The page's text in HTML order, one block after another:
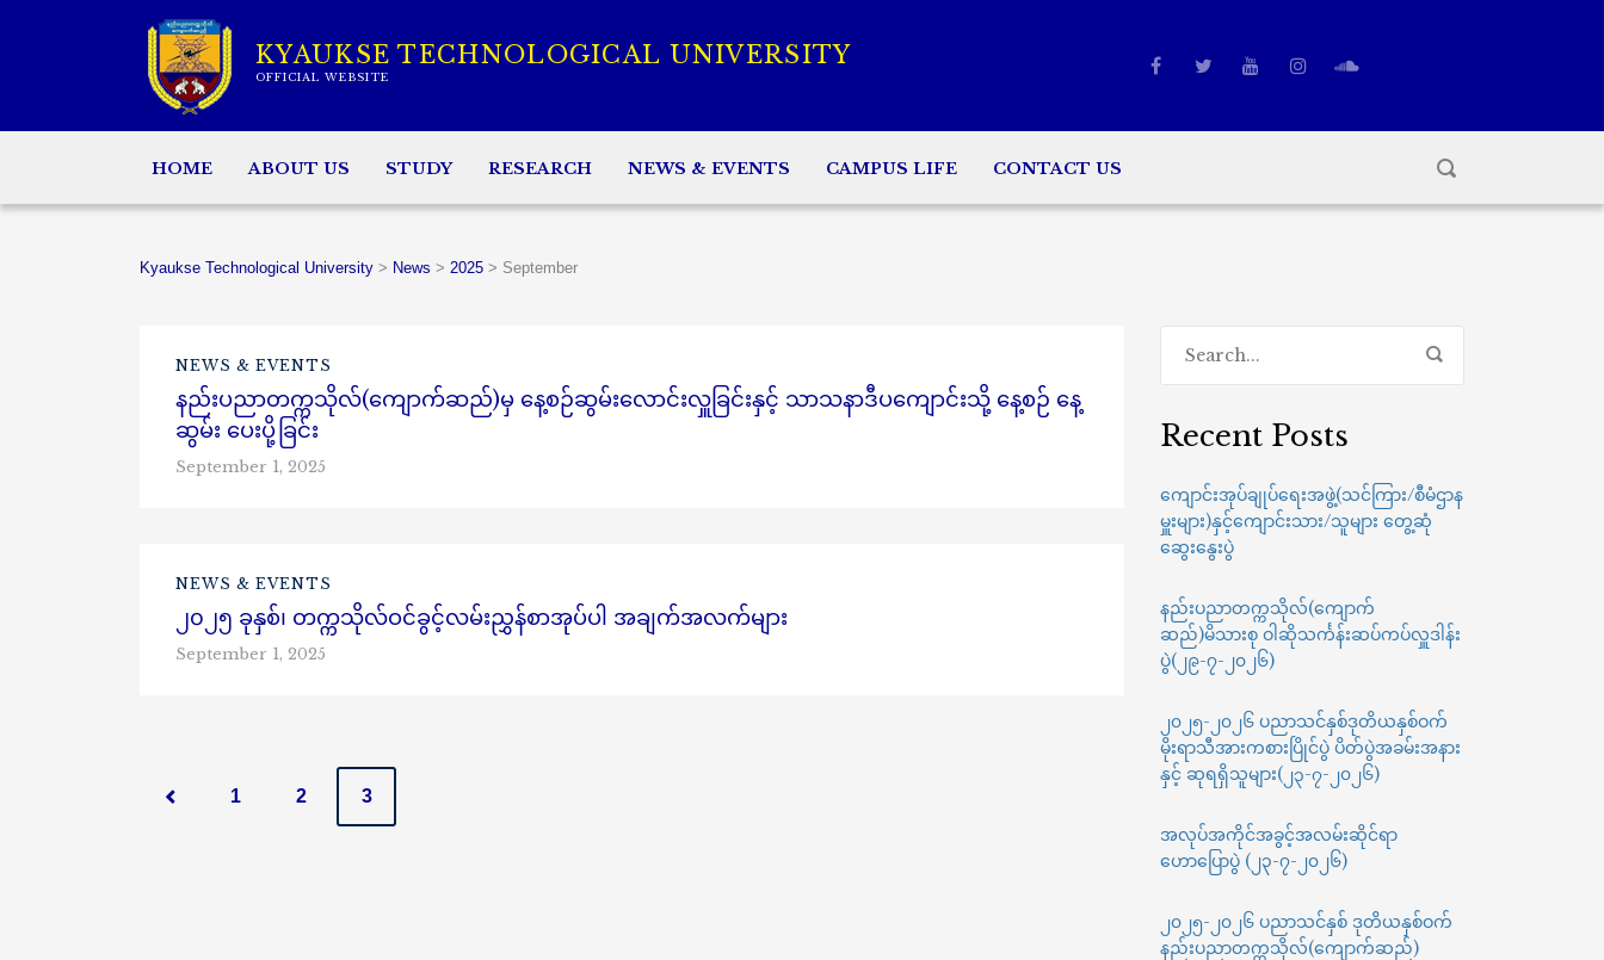
KYAUKSE TECHNOLOGICAL UNIVERSITY
OFFICIAL WEBSITE
HOME ABOUT US STUDY RESEARCH NEWS & EVENTS CAMPUS LIFE CONTACT US
Kyaukse Technological University > News > 2025 > September
NEWS & EVENTS
နည်းပညာတက္ကသိုလ်(ကျောက်ဆည်)မှ နေ့စဉ်ဆွမ်းလောင်းလှူခြင်းနှင့် သာသနာဒီပကျောင်းသို့ နေ့စဉ် နေ့
ဆွမ်း ပေးပို့ခြင်း
September 1, 2025
NEWS & EVENTS
၂၀၂၅ ခုနှစ်၊ တက္ကသိုလ်ဝင်ခွင့်လမ်းညွှန်စာအုပ်ပါ အချက်အလက်များ
September 1, 2025
P
1 2 3
Recent Posts
ကျောင်းအုပ်ချုပ်ရေးအဖွဲ့(သင်ကြား/စီမံဌာန
မှူးများ)နှင့်ကျောင်းသား/သူများ တွေ့ဆုံ
ဆွေးနွေးပွဲ
နည်းပညာတက္ကသိုလ်(ကျောက်
ဆည်)မိသားစု ဝါဆိုသင်္ကန်းဆပ်ကပ်လှူဒါန်း
ပွဲ(၂၉-၇-၂၀၂၆)
၂၀၂၅-၂၀၂၆ ပညာသင်နှစ်ဒုတိယနှစ်ဝက်
မိုးရာသီအားကစားပြိုင်ပွဲ ပိတ်ပွဲအခမ်းအနား
နှင့် ဆုရရှိသူများ(၂၃-၇-၂၀၂၆)
အလုပ်အကိုင်အခွင့်အလမ်းဆိုင်ရာ
ဟောပြောပွဲ (၂၃-၇-၂၀၂၆)
၂၀၂၅-၂၀၂၆ ပညာသင်နှစ် ဒုတိယနှစ်ဝက်
နည်းပညာတက္ကသိုလ်(ကျောက်ဆည်)